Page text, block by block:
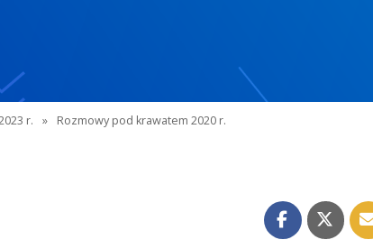
r. » Rozmowy pod krawatem 2020 r.